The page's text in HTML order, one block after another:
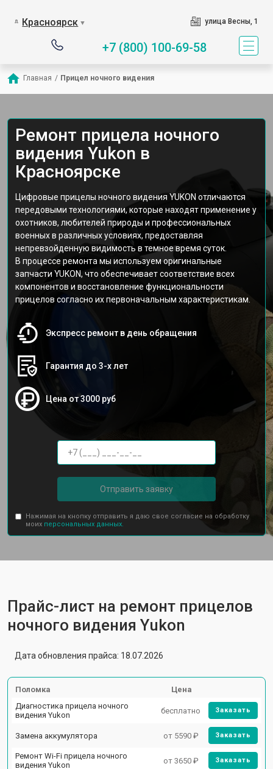
Красноярск ▼ улица Весны, 1
+7 (800) 100-69-58
Главная / Прицел ночного видения
Ремонт прицела ночного
видения Yukon в
Красноярске
Цифровые прицелы ночного видения YUKON отличаются
передовыми технологиями, которые находят применение у
охотников, любителей природы и профессиональных
военных в различных условиях, предоставляя
непревзойденную видимость в темное время суток.
В процессе ремонта мы используем оригинальные
запчасти YUKON, что обеспечивает соответствие всех
компонентов и восстановление функциональности
прицелов согласно их первоначальным характеристикам.
Экспресс ремонт в день обращения
Гарантия до 3-х лет
Цена от 3000 руб
Отправить заявку
Нажимая на кнопку отправить я даю свое согласие на обработку
моих персональных данных.
Прайс-лист на ремонт прицелов
ночного видения Yukon
Дата обновления прайса: 18.07.2026
Поломка
Цена
Диагностика прицела ночного
видения Yukon
бесплатно Заказать
Замена аккумулятора от 5590 ₽ Заказать
Ремонт Wi-Fi прицела ночного
видения Yukon
от 3650 ₽ Заказать